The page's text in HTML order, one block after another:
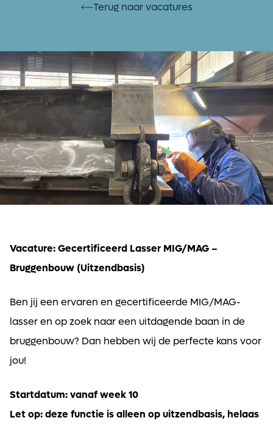
Terug naar vacatures
Vacature: Gecertificeerd Lasser MIG/MAG –
Bruggenbouw (Uitzendbasis)
Ben jij een ervaren en gecertificeerde MIG/MAG-
lasser en op zoek naar een uitdagende baan in de
bruggenbouw? Dan hebben wij de perfecte kans voor
jou!
Startdatum: vanaf week 10
Let op: deze functie is alleen op uitzendbasis, helaas